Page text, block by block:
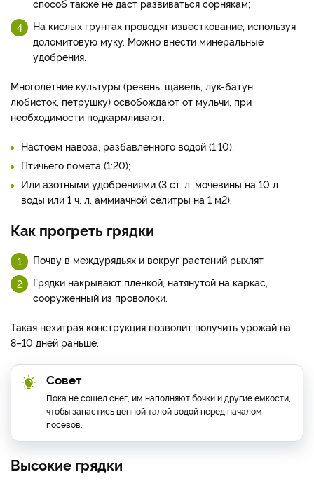
способ также не даст развиваться сорнякам;
На кислых грунтах проводят известкование, используя
доломитовую муку. Можно внести минеральные
удобрения.
Многолетние культуры (ревень, щавель, лук-батун,
любисток, петрушку) освобождают от мульчи, при
необходимости подкармливают:
Настоем навоза, разбавленного водой (1:10);
Птичьего помета (1:20);
Или азотными удобрениями (3 ст. л. мочевины на 10 л
воды или 1 ч. л. аммиачной селитры на 1 м2).
Как прогреть грядки
Почву в междурядьях и вокруг растений рыхлят.
Грядки накрывают пленкой, натянутой на каркас,
сооруженный из проволоки.
Такая нехитрая конструкция позволит получить урожай на
8–10 дней раньше.
Совет
Пока не сошел снег, им наполняют бочки и другие емкости,
чтобы запастись ценной талой водой перед началом
посевов.
Высокие грядки